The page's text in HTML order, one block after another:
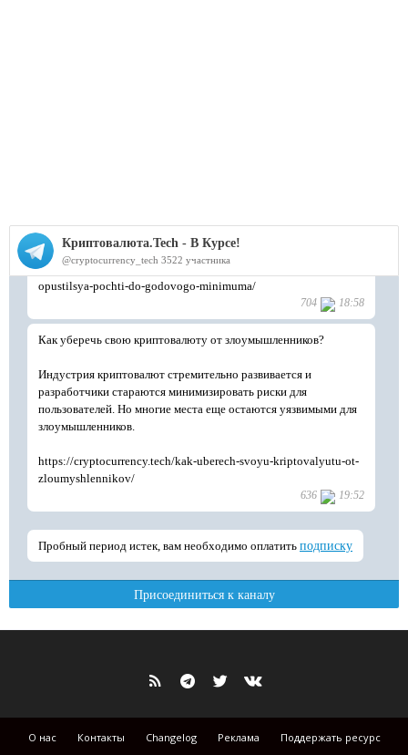
О нас Контакты Changelog Реклама Поддержать ресурс